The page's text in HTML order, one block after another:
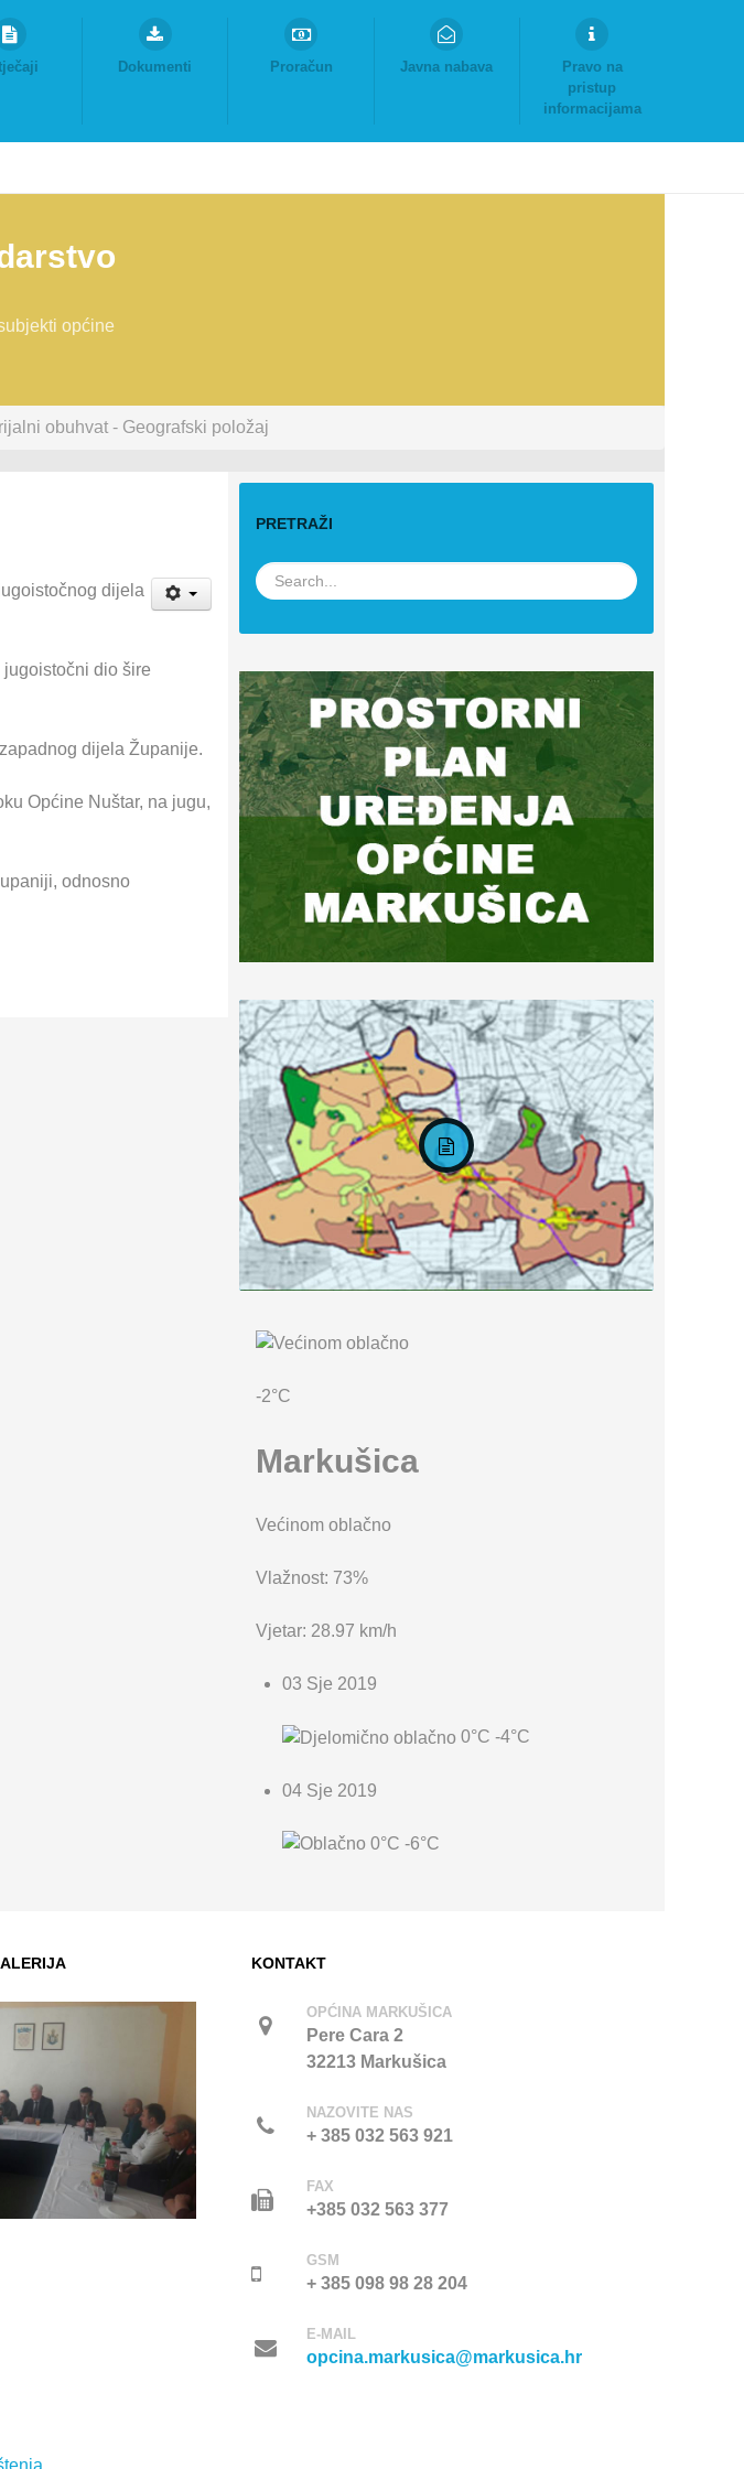
Dokumenti Proračun Javna nabava
Pravo na
pristup
informacijama
općine
obuhvat - Geografski položaj
dijela
dio šire
dijela Županije.
Općine Nuštar, na jugu,
odnosno
PRETRAŽI
-2°C
Markušica
Većinom oblačno
Vlažnost: 73%
Vjetar: 28.97 km/h
03 Sje 2019
0°C -4°C
04 Sje 2019
0°C -6°C
KONTAKT
OPĆINA MARKUŠICA
Pere Cara 2
32213 Markušica
NAZOVITE NAS
+ 385 032 563 921
FAX
+385 032 563 377
GSM
+ 385 098 98 28 204
E-MAIL
opcina.markusica@markusica.hr